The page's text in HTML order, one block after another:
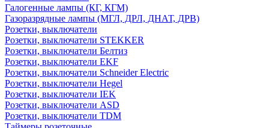
Галогенные лампы (КГ, КГМ)
Газоразрядные лампы (МГЛ, ДРЛ, ДНАТ, ДРВ)
Розетки, выключатели
Розетки, выключатели STEKKER
Розетки, выключатели Белтиз
Розетки, выключатели EKF
Розетки, выключатели Schneider Electric
Розетки, выключатели Hegel
Розетки, выключатели IEK
Розетки, выключатели ASD
Розетки, выключатели TDM